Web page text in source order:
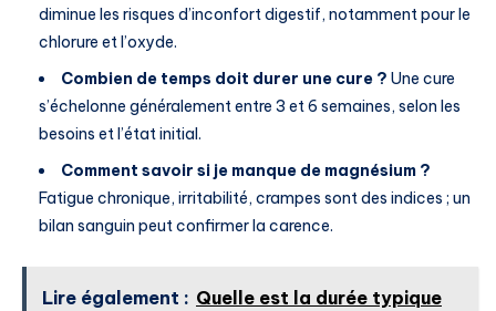
diminue les risques d’inconfort digestif, notamment pour le
chlorure et l’oxyde.
Combien de temps doit durer une cure ? Une cure
s’échelonne généralement entre 3 et 6 semaines, selon les
besoins et l’état initial.
Comment savoir si je manque de magnésium ?
Fatigue chronique, irritabilité, crampes sont des indices ; un
bilan sanguin peut confirmer la carence.
Lire également : Quelle est la durée typique